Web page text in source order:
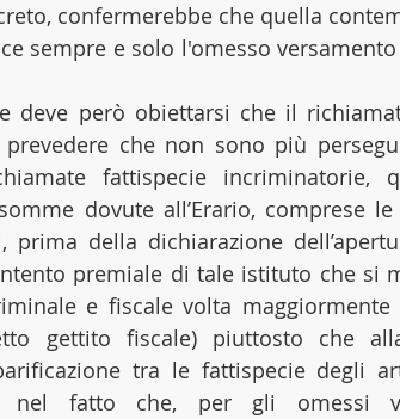
confermerebbe che quella
sempre e solo l'omesso
deve però obiettarsi che il
prevedere che non sono più
fattispecie incriminatorie,
dovute all’Erario, comprese
prima della dichiarazione
premiale di tale istituto che si
e fiscale volta
gettito fiscale) piuttosto che
tra le fattispecie degli
nel fatto che, per gli omessi